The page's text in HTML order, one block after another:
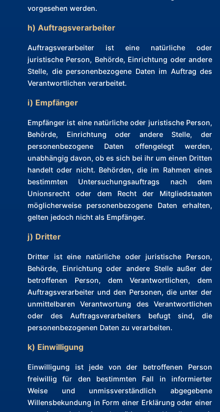
vorgesehen werden.
h) Auftragsverarbeiter
Auftragsverarbeiter ist eine natürliche oder
juristische Person, Behörde, Einrichtung oder andere
Stelle, die personenbezogene Daten im Auftrag des
Verantwortlichen verarbeitet.
i) Empfänger
Empfänger ist eine natürliche oder juristische Person,
Behörde, Einrichtung oder andere Stelle, der
personenbezogene Daten offengelegt werden,
unabhängig davon, ob es sich bei ihr um einen Dritten
handelt oder nicht. Behörden, die im Rahmen eines
bestimmten Untersuchungsauftrags nach dem
Unionsrecht oder dem Recht der Mitgliedstaaten
möglicherweise personenbezogene Daten erhalten,
gelten jedoch nicht als Empfänger.
j) Dritter
Dritter ist eine natürliche oder juristische Person,
Behörde, Einrichtung oder andere Stelle außer der
betroffenen Person, dem Verantwortlichen, dem
Auftragsverarbeiter und den Personen, die unter der
unmittelbaren Verantwortung des Verantwortlichen
oder des Auftragsverarbeiters befugt sind, die
personenbezogenen Daten zu verarbeiten.
k) Einwilligung
Einwilligung ist jede von der betroffenen Person
freiwillig für den bestimmten Fall in informierter
Weise und unmissverständlich abgegebene
Willensbekundung in Form einer Erklärung oder einer